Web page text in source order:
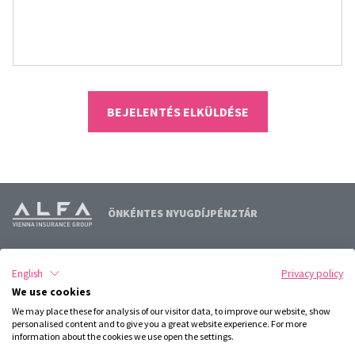
BEJELENTÉS ELKÜLDÉSE
ÖNKÉNTES NYUGDÍJPÉNZTÁR
Jogi dokumentumok
English
Privacy policy
We use cookies
We may place these for analysis of our visitor data, to improve our website, show
personalised content and to give you a great website experience. For more
information about the cookies we use open the settings.